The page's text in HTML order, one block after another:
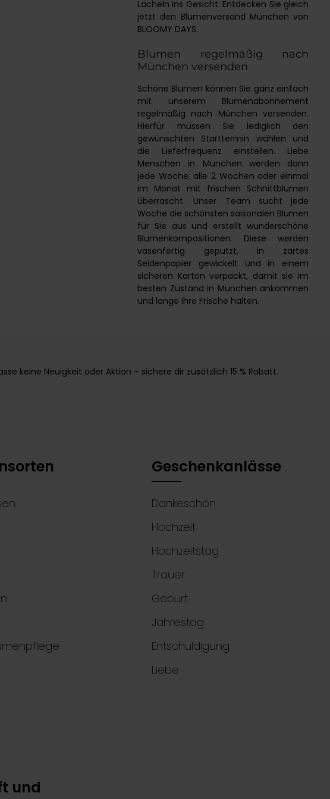
Lächeln ins Gesicht. Entdecken Sie gleich
jetzt den Blumenversand München von
BLOOMY DAYS.
Blumen regelmäßig nach
München versenden
Schöne Blumen können Sie ganz einfach
mit unserem Blumenabonnement
regelmäßig nach München versenden.
Hierfür müssen Sie lediglich den
gewünschten Starttermin wählen und
die Lieferfrequenz einstellen. Liebe
Menschen in München werden dann
jede Woche, alle 2 Wochen oder einmal
im Monat mit frischen Schnittblumen
überrascht. Unser Team sucht jede
Woche die schönsten saisonalen Blumen
für Sie aus und erstellt wunderschöne
Blumenkompositionen. Diese werden
vasenfertig geputzt, in zartes
Seidenpapier gewickelt und in einem
sicheren Karton verpackt, damit sie im
besten Zustand in München ankommen
und lange ihre Frische halten.
keine Neuigkeit oder Aktion – sichere dir zusätzlich 15 % Rabatt.
Geschenkanlässe
Dankeschön
Hochzeit
Hochzeitstag
Trauer
Geburt
Jahrestag
Entschuldigung
Liebe
und